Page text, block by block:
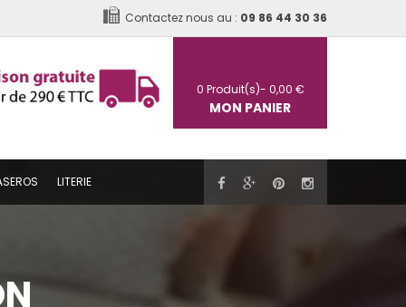
Contactez nous au : 09 86 44 30 36
0 Produit(s)- 0,00 €
MON PANIER
LITERIE